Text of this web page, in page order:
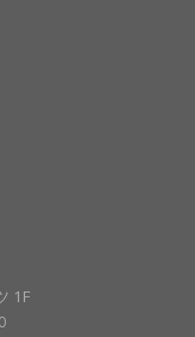
1F